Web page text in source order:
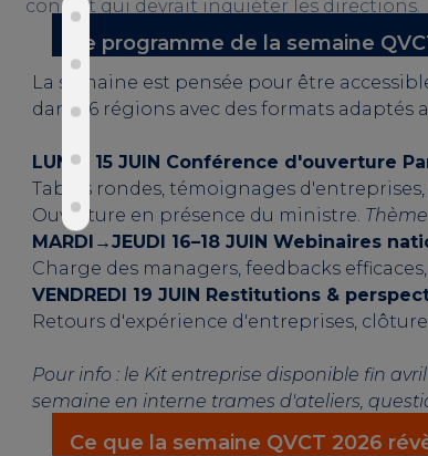
constat qui devrait inquiéter les directions.
Le programme de la semaine
La semaine est pensée pour être
dans 16 régions avec des formats adaptés
LUNDI 15 JUIN Conférence d'ouverture
Tables rondes, témoignages
Ouverture en présence du ministre.
MARDI→JEUDI 16–18 JUIN Webinaires
Charge des managers, feedbacks
VENDREDI 19 JUIN Restitutions &
Retours d'expérience d'entreprises,
Pour info : le Kit entreprise disponible fin
semaine en interne trames d'ateliers,
Ce que la semaine QVCT 2026